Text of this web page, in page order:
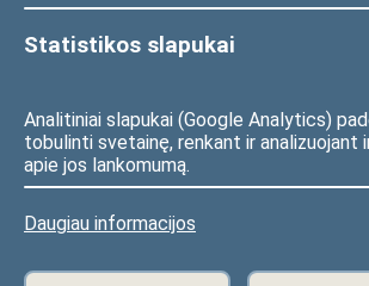
Statistikos slapukai
Analitiniai slapukai (Google Analytics)
tobulinti svetainę, renkant ir analizuojant
apie jos lankomumą.
Daugiau informacijos
Pradžia>Seime vyksta
Paieška
Aplinkos
Aplinkos apsaugos